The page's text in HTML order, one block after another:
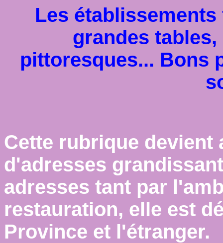
Les
grandes
pittoresques... Bons
Cette rubrique devient
d'adresses
adresses tant par
restauration, elle est
Province et l'étranger.